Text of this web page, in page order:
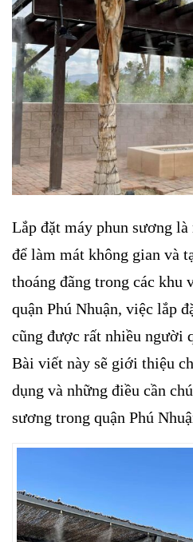
Lắp đặt máy phun sương
để làm mát không gian và
thoáng đãng trong các khu
quận Phú Nhuận, việc lắp
cũng được rất nhiều người
Bài viết này sẽ giới thiệu
dụng và những điều cần
sương trong quận Phú